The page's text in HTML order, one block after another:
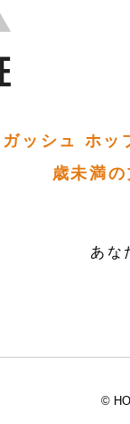
ガッシュ ホ
歳未満の
あな
©